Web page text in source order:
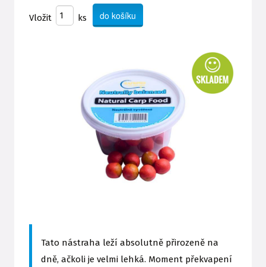
Vložit ks
Tato nástraha leží absolutně přirozeně na
dně, ačkoli je velmi lehká. Moment překvapení